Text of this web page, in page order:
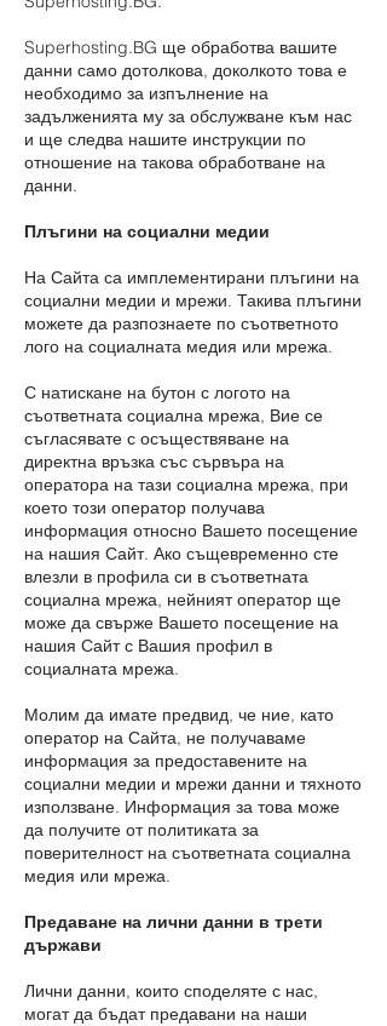
Superhosting.BG ще обработва вашите
данни само дотолкова, доколкото това е
необходимо за изпълнение на
задълженията му за обслужване към нас
и ще следва нашите инструкции по
отношение на такова обработване на
данни.
Плъгини на социални медии
На Сайта са имплементирани плъгини на
социални медии и мрежи. Такива плъгини
можете да разпознаете по съответното
лого на социалната медия или мрежа.
С натискане на бутон с логото на
съответната социална мрежа, Вие се
съгласявате с осъществяване на
директна връзка със сървъра на
оператора на тази социална мрежа, при
което този оператор получава
информация относно Вашето посещение
на нашия Сайт. Ако същевременно сте
влезли в профила си в съответната
социална мрежа, нейният оператор ще
може да свърже Вашето посещение на
нашия Сайт с Вашия профил в
социалната мрежа.
Молим да имате предвид, че ние, като
оператор на Сайта, не получаваме
информация за предоставените на
социални медии и мрежи данни и тяхното
използване. Информация за това може
да получите от политиката за
поверителност на съответната социална
медия или мрежа.
Предаване на лични данни в трети
държави
Лични данни, които споделяте с нас,
могат да бъдат предавани на наши